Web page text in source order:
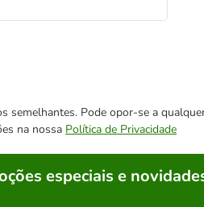
Pode opor-se a
na nossa Política de Privacidade
especiais e